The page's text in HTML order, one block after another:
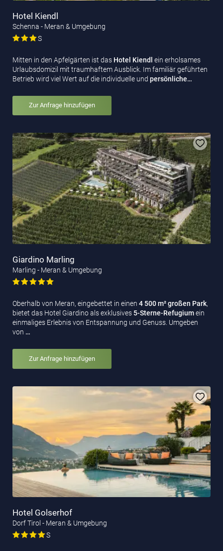
Hotel Kiendl
Schenna - Meran & Umgebung
S
Mitten in den Apfelgärten ist das Hotel Kiendl ein erholsames
Urlaubsdomizil mit traumhaftem Ausblick. Im familiär geführten
Betrieb wird viel Wert auf die individuelle und persönliche…
Zur Anfrage hinzufügen
Giardino Marling
Marling - Meran & Umgebung
Oberhalb von Meran, eingebettet in einen 4 500 m² großen Park,
bietet das Hotel Giardino als exklusives 5-Sterne-Refugiumein
einmaliges Erlebnis von Entspannung und Genuss. Umgeben
von …
Zur Anfrage hinzufügen
Hotel Golserhof
Dorf Tirol - Meran & Umgebung
S